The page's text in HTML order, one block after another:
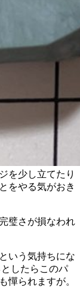
を少し立てたり
をやる気がおき
璧さが損なわれ
いう気持ちにな
したらこのパ
憚られますが。